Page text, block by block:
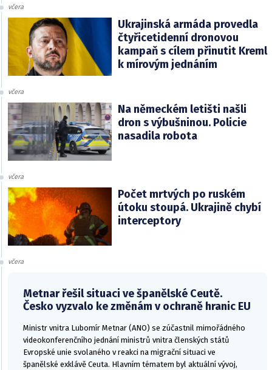
včera
Ukrajinská armáda provedla
čtyřicetidenní dronovou
kampaň s cílem přinutit Kreml
k mírovým jednáním
včera
Na německém letišti našli
dron s výbušninou. Policie
nasadila robota
včera
Počet mrtvých po ruském
útoku stoupá. Ukrajině chybí
interceptory
včera
Metnar řešil situaci ve španělské Ceutě.
Česko vyzvalo ke změnám v ochraně hranic EU
Ministr vnitra Lubomír Metnar (ANO) se zúčastnil mimořádného
videokonferenčního jednání ministrů vnitra členských států
Evropské unie svolaného v reakci na migrační situaci ve
španělské exklávě Ceuta. Hlavním tématem byl aktuální vývoj,